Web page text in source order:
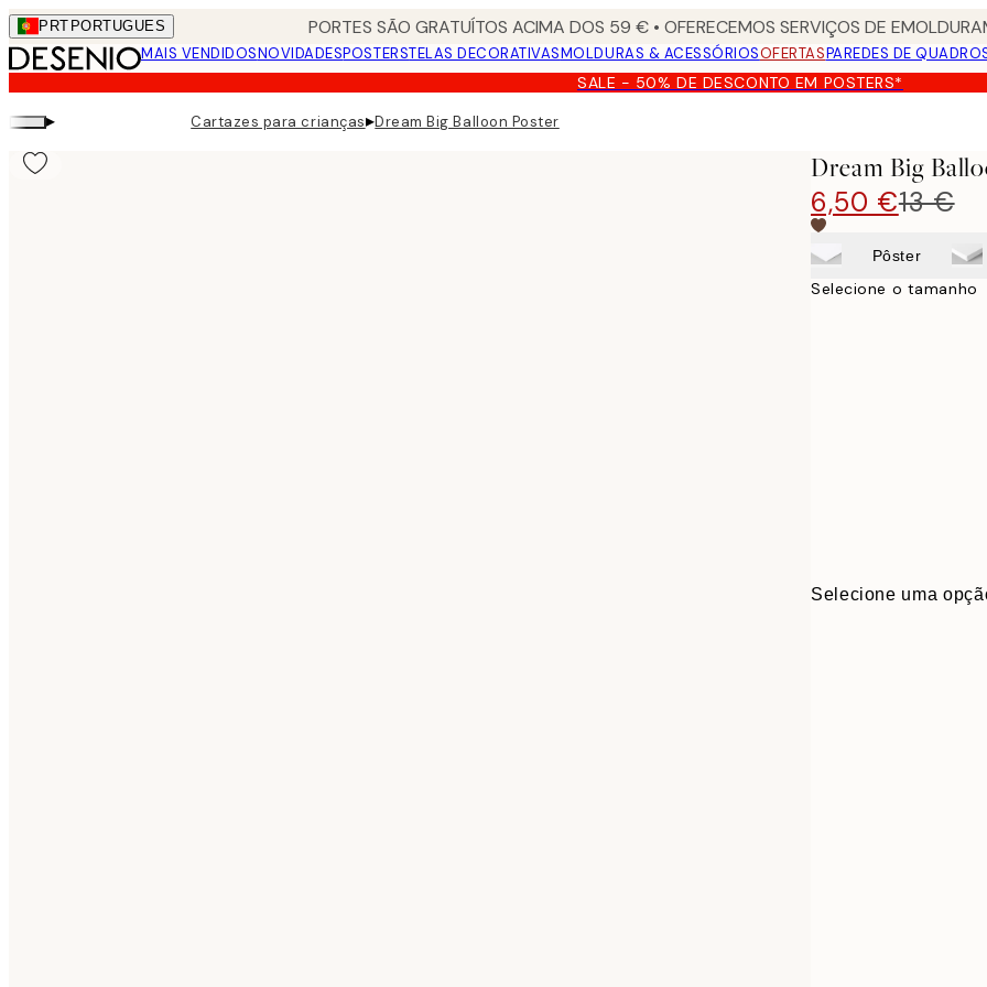
Skip
to
main
content.
PRT PORTUGUES PORTES SÃO GRATUÍTOS ACIMA DOS 59 € • OFERECEMOS SERVIÇOS DE
MAIS VENDIDOSNOVIDADESPOSTERSTELAS DECORATIVASMOLDURAS & ACESSÓRIOSOFERTASPAREDES DE
SALE - 50% DE DESCONTO EM POSTERS*
▸ Cartazes para crianças▸Dream Big Balloon Poster
Dream Big
6,50 €13 €
Pôster
Selecione o tamanho
Selecione uma